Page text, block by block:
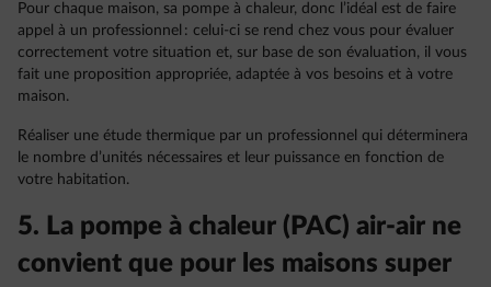
Pour chaque maison, sa pompe à chaleur, donc l’idéal est de faire
appel à un professionnel : celui-ci se rend chez vous pour évaluer
correctement votre situation et, sur base de son évaluation, il vous
fait une proposition appropriée, adaptée à vos besoins et à votre
maison.
Réaliser une étude thermique par un professionnel qui déterminera
le nombre d’unités nécessaires et leur puissance en fonction de
votre habitation.
5. La pompe à chaleur (PAC) air-air ne
convient que pour les maisons super